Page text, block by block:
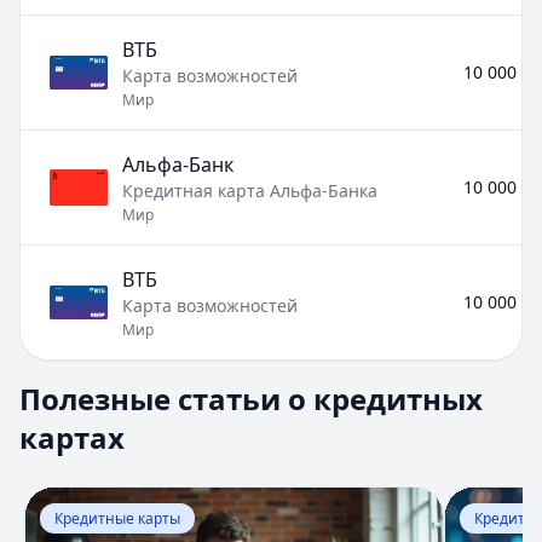
ВТБ
Карта возможностей
Мир
10 000 ₽
Альфа-Банк
Кредитная карта Альфа-Банка
Мир
10 000 ₽
ВТБ
Карта возможностей
Мир
10 000 ₽
Раздел:Кредитные карты. Всего статей:8.
Кредитная карта Сбербанка Виза Голд
Кратко:
Опубликовано:17 ноября 2025 г.
Категория:Кредитные карты
Полезные статьи о кредитных
картах
Перейти к статье:Кредитная карта Сбербанка Виза
Кредитные карты
Перейти